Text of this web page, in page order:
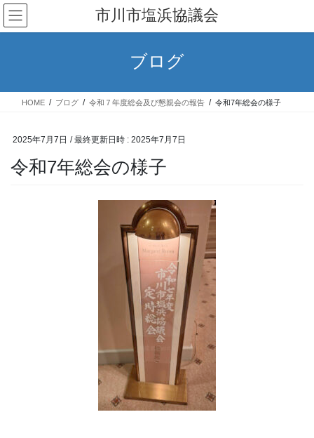
コ
ン
テ
ス
ナ
ビ
ゲ
ン
市川市塩浜協議会
ブログ
HOME ブログ 令和７年度総会及び懇親会の報告 令和7年総会の様子
2025年7月7日 / 最終更新日時 : 2025年7月7日
令和7年総会の様子